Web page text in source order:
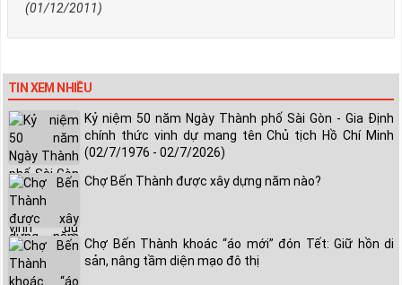
(01/12/2011)
TIN XEM NHIỀU
Kỷ niệm 50 năm Ngày Thành phố Sài Gòn - Gia Định
chính thức vinh dự mang tên Chủ tịch Hồ Chí Minh
(02/7/1976 - 02/7/2026)
Chợ Bến Thành được xây dựng năm nào?
Chợ Bến Thành khoác “áo mới” đón Tết: Giữ hồn di
sản, nâng tầm diện mạo đô thị